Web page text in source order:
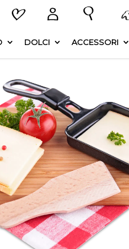
DOLCI ACCESSORI